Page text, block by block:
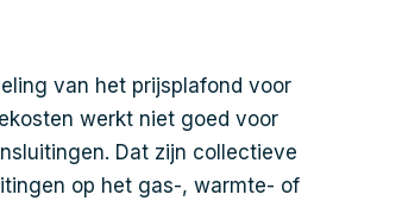
van het prijsplafond voor
werkt niet goed voor
Dat zijn collectieve
op het gas-, warmte- of